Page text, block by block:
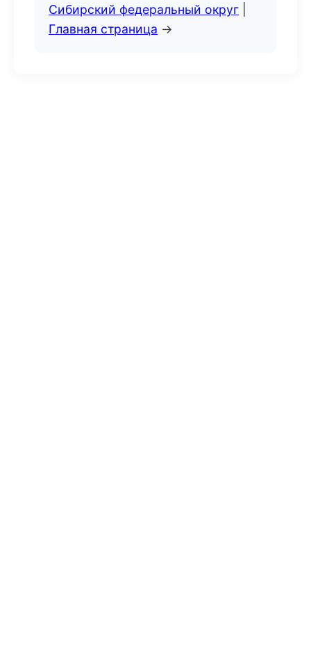
Сибирский федеральный округ
Главная страница →